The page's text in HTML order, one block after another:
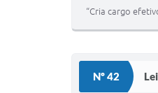
“Cria cargo
Nº 42